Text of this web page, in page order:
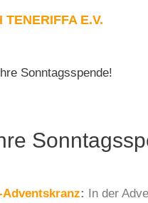
Sonntagsspende!
: In der